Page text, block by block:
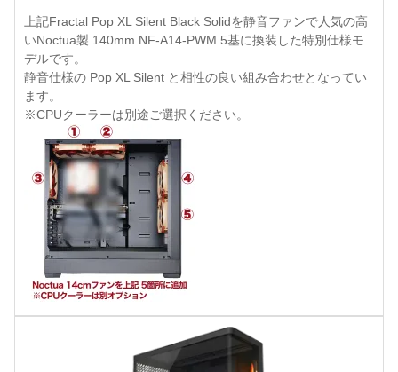
上記Fractal Pop XL Silent Black Solidを静音ファンで人気の高
いNoctua製 140mm NF-A14-PWM 5基に換装した特別仕様モ
デルです。
静音仕様の Pop XL Silent と相性の良い組み合わせとなってい
ます。
※CPUクーラーは別途ご選択ください。